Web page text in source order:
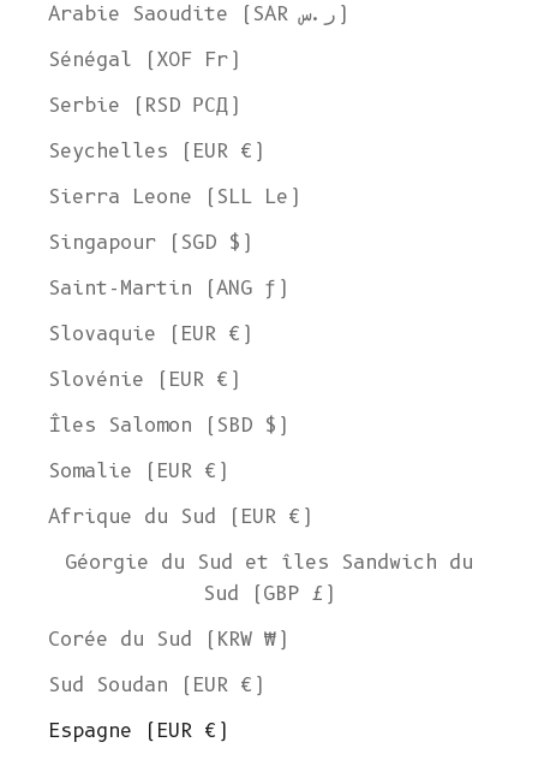
Arabie Saoudite (SAR ر.س)
Sénégal (XOF Fr)
Serbie (RSD РСД)
Seychelles (EUR €)
Sierra Leone (SLL Le)
Singapour (SGD $)
Saint-Martin (ANG ƒ)
Slovaquie (EUR €)
Slovénie (EUR €)
Îles Salomon (SBD $)
Somalie (EUR €)
Afrique du Sud (EUR €)
Géorgie du Sud et îles Sandwich du
Sud (GBP £)
Corée du Sud (KRW ₩)
Sud Soudan (EUR €)
Espagne (EUR €)